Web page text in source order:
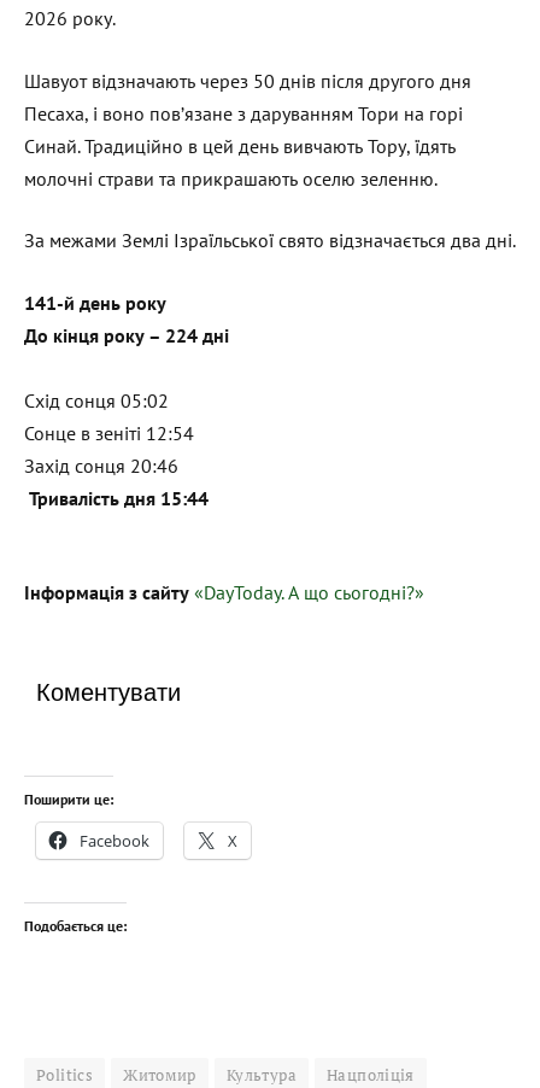
2026 року.
Шавуот відзначають через 50 днів після другого дня
Песаха, і воно пов’язане з даруванням Тори на горі
Синай. Традиційно в цей день вивчають Тору, їдять
молочні страви та прикрашають оселю зеленню.
За межами Землі Ізраїльської свято відзначається два дні.
141-й день року
До кінця року – 224 дні
Схід сонця 05:02
Сонце в зеніті 12:54
Захід сонця 20:46
Тривалість дня 15:44
Інформація з сайту «DayToday. А що сьогодні?»
Коментувати
Поширити це:
Facebook X
Подобається це:
Politics Житомир Культура
Нацполіція